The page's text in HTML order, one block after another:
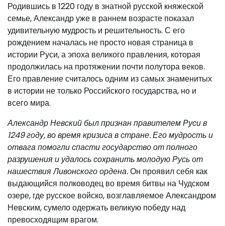
Родившись в 1220 году в знатной русской княжеской
семье, Александр уже в раннем возрасте показал
удивительную мудрость и решительность. С его
рождением началась не просто новая страница в
истории Руси, а эпоха великого правления, которая
продолжилась на протяжении почти полутора веков.
Его правление считалось одним из самых знаменитых
в истории не только Российского государства, но и
всего мира.
Александр Невский был признан правителем Руси в
1249 году, во время кризиса в стране. Его мудрость и
отвага помогли спасти государство от полного
разрушения и удалось сохранить молодую Русь от
нашествия Ливонского ордена.Он проявил себя как
выдающийся полководец во время битвы на Чудском
озере, где русское войско, возглавляемое Александром
Невским, сумело одержать великую победу над
превосходящим врагом.